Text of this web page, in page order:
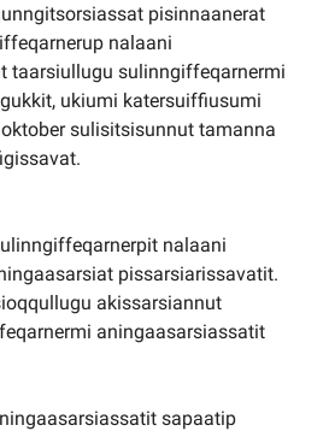
pisinnaanerat
nalaani
taarsiullugu sulinngiffeqarnermi
ukiumi katersuiffiusumi
sulisitsisunnut tamanna
nalaani
pissarsiarissavatit.
akissarsiannut
aningaasarsiassatit
sapaatip